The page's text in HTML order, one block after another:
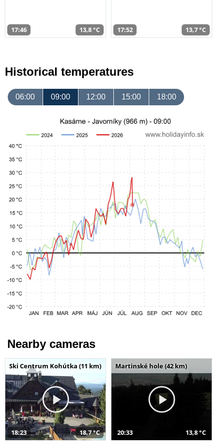
17:46 13,8 °C 17:52 13,7 °C
Historical temperatures
06:00 09:00 12:00 15:00 18:00
Nearby cameras
Ski Centrum Kohútka (11 km)
18:23 18,7 °C
Martinské hole (42 km)
20:33 13,8 °C